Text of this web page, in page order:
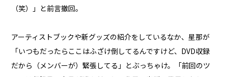
（笑）」と前言撤回。
アーティストブックや新グッズの紹介をしているなか、星那が
「いつもだったらここはふざけ倒してるんですけど、DVD収録
だから（メンバーが）緊張してる」とぶっちゃけ。「前回のツ